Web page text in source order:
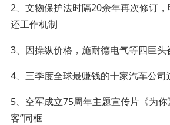
2、文物保护法时隔20余年再次修订
还工作机制
3、因操纵价格，施耐德电气等四巨头
4、三季度全球最赚钱的十家汽车公司
5、空军成立75周年主题宣传片《为
客”同框